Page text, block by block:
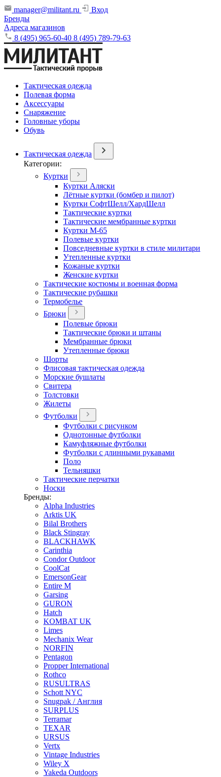
manager@militant.ru
Вход
Бренды
Адреса магазинов
8 (495) 965-60-40 8 (495) 789-79-63
Тактическая одежда
Полевая форма
Аксессуары
Снаряжение
Головные уборы
Обувь
Тактическая одежда
Категории:
Куртки
Куртки Аляски
Лётные куртки (бомбер и пилот)
Куртки СофтШелл/ХардШелл
Тактические куртки
Тактические мембранные куртки
Куртки М-65
Полевые куртки
Повседневные куртки в стиле милитари
Утепленные куртки
Кожаные куртки
Женские куртки
Тактические костюмы и военная форма
Тактические рубашки
Термобелье
Брюки
Полевые брюки
Тактические брюки и штаны
Мембранные брюки
Утепленные брюки
Шорты
Флисовая тактическая одежда
Морские бушлаты
Свитера
Толстовки
Жилеты
Футболки
Футболки с рисунком
Однотонные футболки
Камуфляжные футболки
Футболки с длинными рукавами
Поло
Тельняшки
Тактические перчатки
Носки
Бренды:
Alpha Industries
Arktis UK
Bilal Brothers
Black Stingray
BLACKHAWK
Carinthia
Condor Outdoor
CoolCat
EmersonGear
Entire M
Garsing
GURON
Hatch
KOMBAT UK
Limes
Mechanix Wear
NORFIN
Pentagon
Propper International
Rothco
RUSULTRAS
Schott NYC
Snugpak / Англия
SURPLUS
Terramar
TEXAR
URSUS
Vertx
Vintage Industries
Wiley X
Yakeda Outdoors